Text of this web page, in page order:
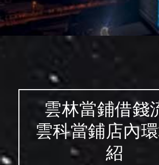
雲林當鋪借錢
雲科當鋪店內
紹